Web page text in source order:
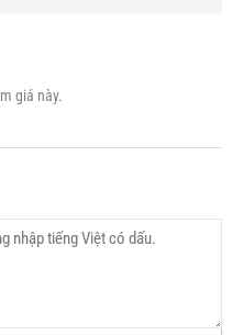
giá này.